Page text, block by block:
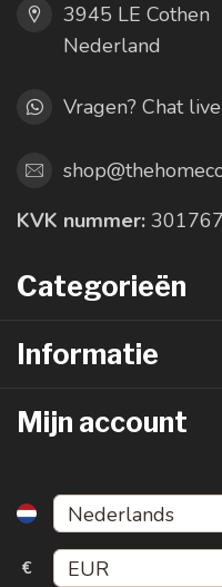
3945 LE Cothen
Nederland
Vragen? Chat
KVK nummer:
Categorieën
Informatie
Mijn account
€